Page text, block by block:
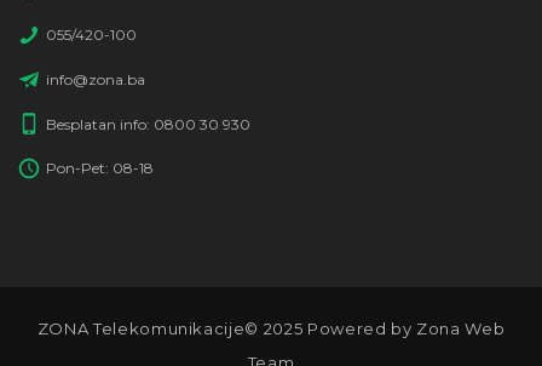
055/420-100
info@zona.ba
Besplatan info: 0800 30 930
Pon-Pet: 08-18
ZONA Telekomunikacije© 2025 Powered by Zona Web